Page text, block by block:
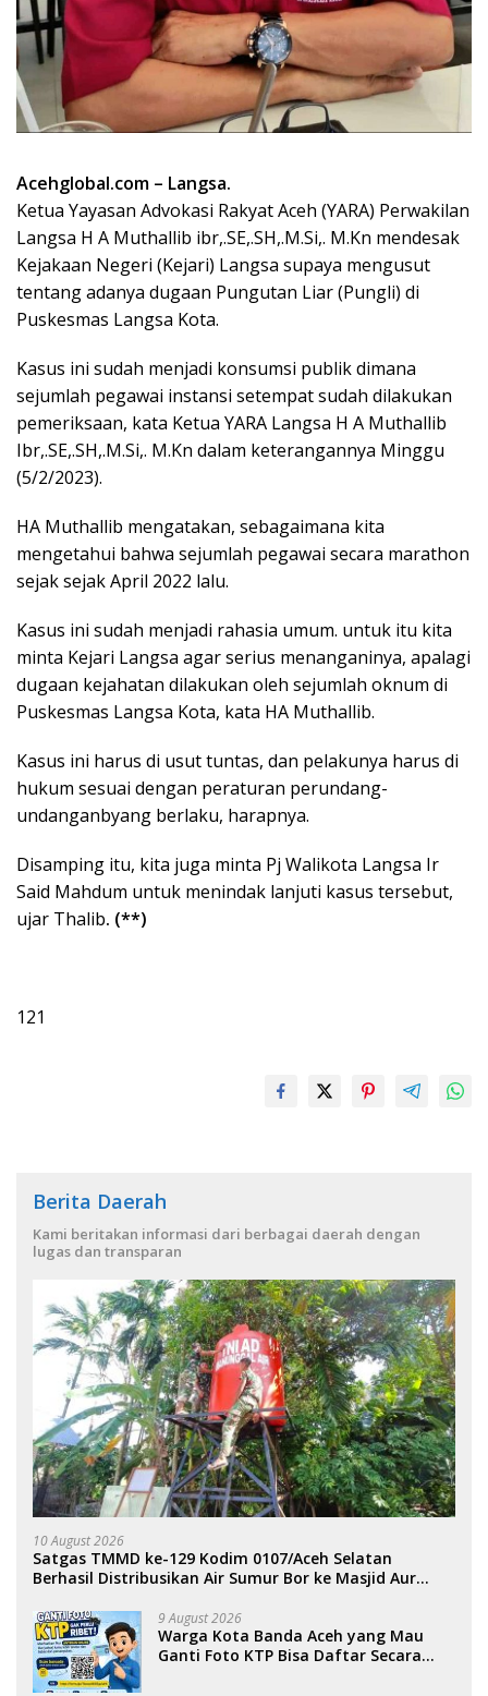
Acehglobal.com – Langsa.
Ketua Yayasan Advokasi Rakyat Aceh (YARA) Perwakilan
Langsa H A Muthallib ibr,.SE,.SH,.M.Si,. M.Kn mendesak
Kejakaan Negeri (Kejari) Langsa supaya mengusut
tentang adanya dugaan Pungutan Liar (Pungli) di
Puskesmas Langsa Kota.
Kasus ini sudah menjadi konsumsi publik dimana
sejumlah pegawai instansi setempat sudah dilakukan
pemeriksaan, kata Ketua YARA Langsa H A Muthallib
Ibr,.SE,.SH,.M.Si,. M.Kn dalam keterangannya Minggu
(5/2/2023).
HA Muthallib mengatakan, sebagaimana kita
mengetahui bahwa sejumlah pegawai secara marathon
sejak sejak April 2022 lalu.
Kasus ini sudah menjadi rahasia umum. untuk itu kita
minta Kejari Langsa agar serius menanganinya, apalagi
dugaan kejahatan dilakukan oleh sejumlah oknum di
Puskesmas Langsa Kota, kata HA Muthallib.
Kasus ini harus di usut tuntas, dan pelakunya harus di
hukum sesuai dengan peraturan perundang-
undanganbyang berlaku, harapnya.
Disamping itu, kita juga minta Pj Walikota Langsa Ir
Said Mahdum untuk menindak lanjuti kasus tersebut,
ujar Thalib. (**)
121
Berita Daerah
Kami beritakan informasi dari berbagai daerah dengan
lugas dan transparan
10 August 2026
Satgas TMMD ke-129 Kodim 0107/Aceh Selatan
Berhasil Distribusikan Air Sumur Bor ke Masjid Aur
9 August 2026
Warga Kota Banda Aceh yang Mau
Ganti Foto KTP Bisa Daftar Secara